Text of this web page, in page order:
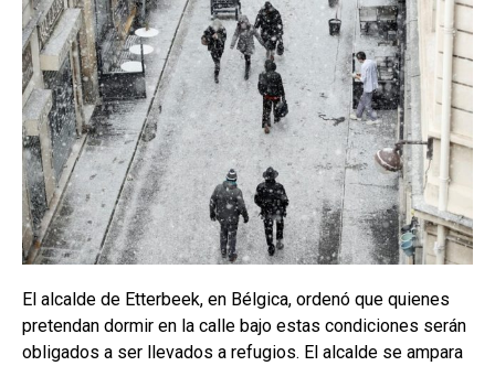
El alcalde de Etterbeek, en Bélgica, ordenó que quienes
pretendan dormir en la calle bajo estas condiciones serán
obligados a ser llevados a refugios. El alcalde se ampara